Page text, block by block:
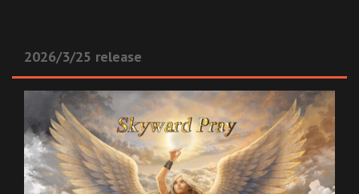
2026/3/25 release